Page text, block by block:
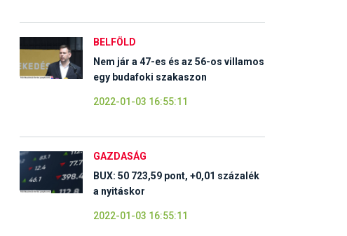
BELFÖLD
Nem jár a 47-es és az 56-os villamos
egy budafoki szakaszon
2022-01-03 16:55:11
GAZDASÁG
BUX: 50 723,59 pont, +0,01 százalék
a nyitáskor
2022-01-03 16:55:11